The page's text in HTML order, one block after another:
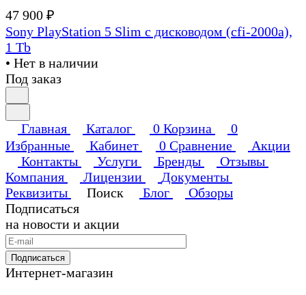
47 900 ₽
Sony PlayStation 5 Slim с дисководом (cfi-2000a),
1 Tb
• Нет в наличии
Под заказ
Главная Каталог 0 Корзина
0
Избранные
Кабинет 0 Сравнение
Акции
Контакты
Услуги Бренды
Отзывы
Компания
Лицензии
Документы
Реквизиты
Поиск Блог
Обзоры
Подписаться
на новости и акции
Подписаться
Интернет-магазин